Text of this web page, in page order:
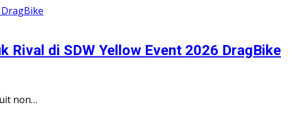
Rival di SDW Yellow Event 2026 DragBike
non…